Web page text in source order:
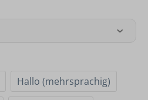
Hallo (mehrsprachig)